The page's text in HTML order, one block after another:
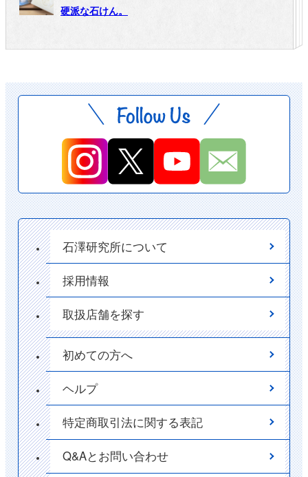
硬派な石けん。
石澤研究所について
採用情報
取扱店舗を探す
初めての方へ
ヘルプ
特定商取引法に関する表記
Q&Aとお問い合わせ